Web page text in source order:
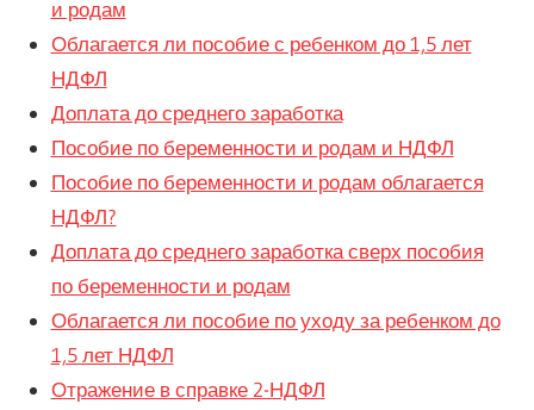
и родам
Облагается ли пособие с ребенком до 1,5 лет
НДФЛ
Доплата до среднего заработка
Пособие по беременности и родам и НДФЛ
Пособие по беременности и родам облагается
НДФЛ?
Доплата до среднего заработка сверх пособия
по беременности и родам
Облагается ли пособие по уходу за ребенком до
1,5 лет НДФЛ
Отражение в справке 2-НДФЛ